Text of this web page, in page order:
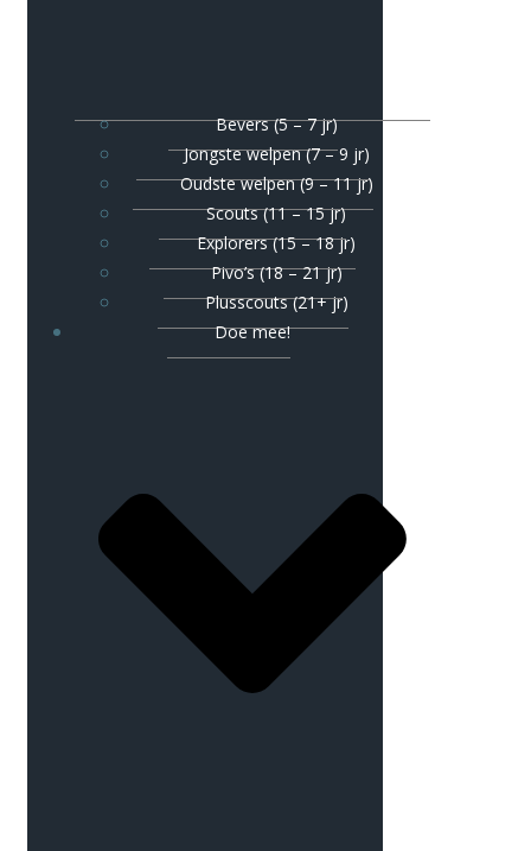
Bevers (5 – 7 jr)
Jongste welpen (7 – 9 jr)
Oudste welpen (9 – 11 jr)
Scouts (11 – 15 jr)
Explorers (15 – 18 jr)
Pivo’s (18 – 21 jr)
Plusscouts (21+ jr)
Doe mee!